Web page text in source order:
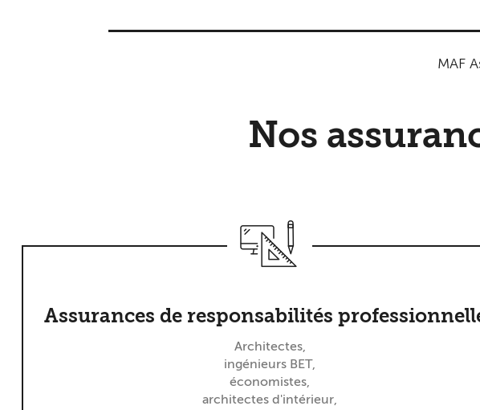
MAF
Nos
Assurances de responsabilités
Architectes,
ingénieurs BET,
économistes,
architectes d'intérieur,